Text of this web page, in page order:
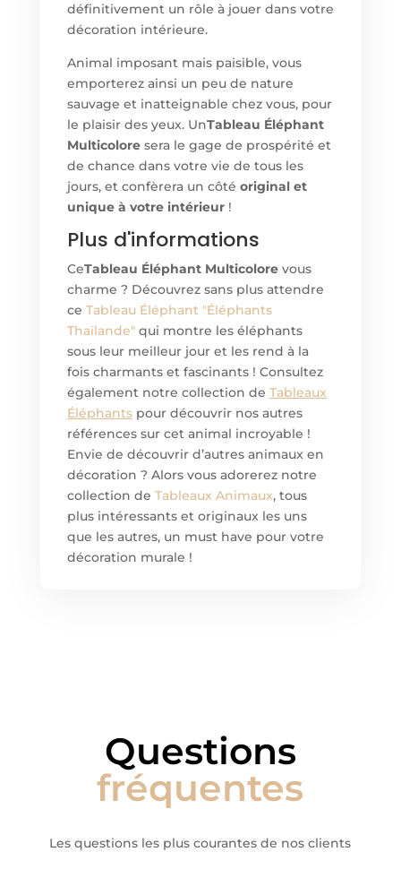
définitivement un rôle à jouer dans votre
décoration intérieure.
Animal imposant mais paisible, vous
emporterez ainsi un peu de nature
sauvage et inatteignable chez vous, pour
le plaisir des yeux. UnTableau Éléphant
Multicoloresera le gage de prospérité et
de chance dans votre vie de tous les
jours, et confèrera un côté original et
unique à votre intérieur!
Plus d'informations
CeTableau Éléphant Multicolorevous
charme ? Découvrez sans plus attendre
ce Tableau Éléphant "Éléphants
Thaïlande"qui montre les éléphants
sous leur meilleur jour et les rend à la
fois charmants et fascinants ! Consultez
également notre collection de Tableaux
Éléphantspour découvrir nos autres
références sur cet animal incroyable !
Envie de découvrir d’autres animaux en
décoration ? Alors vous adorerez notre
collection de Tableaux Animaux, tous
plus intéressants et originaux les uns
que les autres, un must have pour votre
décoration murale !
Questions
fréquentes
Les questions les plus courantes de nos clients